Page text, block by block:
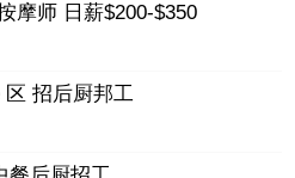
摩师 日薪$200-$350
区 招后厨邦工